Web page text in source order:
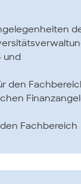
und
den
Fachbereich